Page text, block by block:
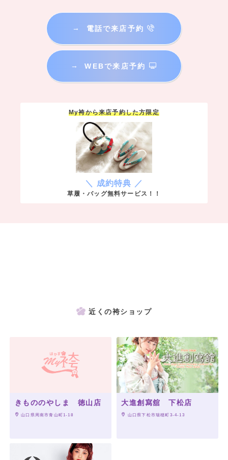
→ 電話で来店予約
→ WEBで来店予約
My袴から来店予約した方限定
＼ 成約特典 ／
草履・バッグ無料サービス！！
近くの袴ショップ
きもののやしま 徳山店
山口県周南市青山町1-18
大進創寫舘 下松店
山口県下松市瑞穂町3-4-13